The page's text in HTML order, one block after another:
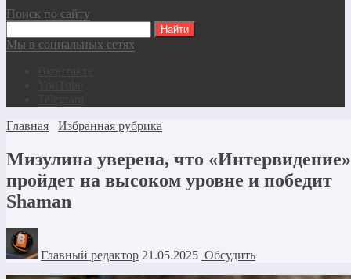
Поиск по сайту
Мы в социальных сетях
Главная
Избранная рубрика
Мизулина уверена, что «Интервидение»
пройдет на высоком уровне и победит
Shaman
Главный редактор 21.05.2025 Обсудить